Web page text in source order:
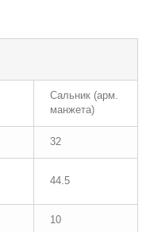
Сальник (арм.
манжета)
32
44.5
10